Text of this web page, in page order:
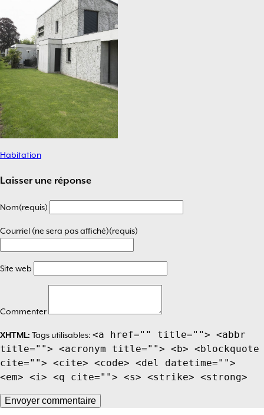
Navigation
de
Habitation
Laisser une réponse
Nom(requis)
Courriel (ne sera pas affiché)(requis)
Site web
Commenter
XHTML: Tags utilisables: <a href="" title=""> <abbr
title=""> <acronym title=""> <b> <blockquote
cite=""> <cite> <code> <del datetime="">
<em> <i> <q cite=""> <s> <strike> <strong>